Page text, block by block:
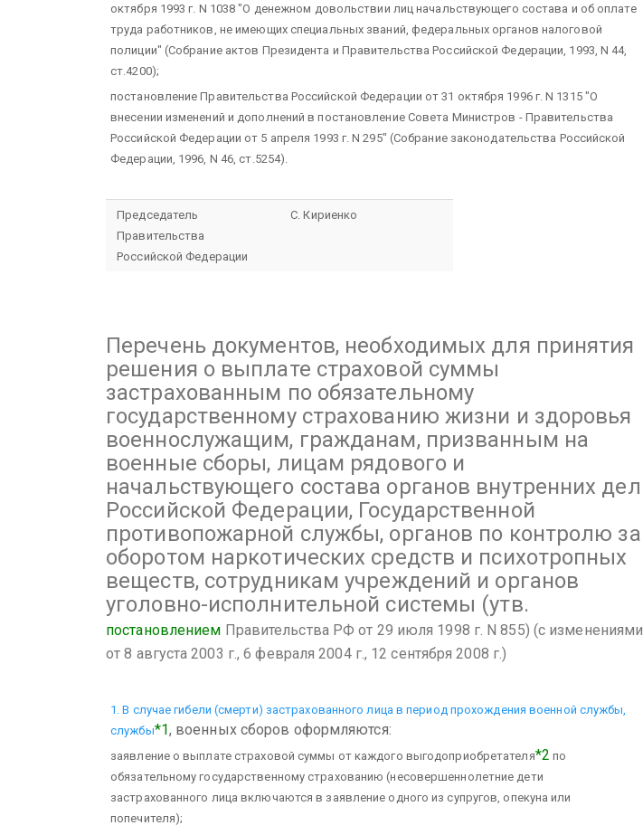
октября 1993 г. N 1038 "О денежном довольствии лиц начальствующего состава и об оплате
труда работников, не имеющих специальных званий, федеральных органов налоговой
полиции" (Собрание актов Президента и Правительства Российской Федерации, 1993, N 44,
ст.4200);
постановление Правительства Российской Федерации от 31 октября 1996 г. N 1315 "О
внесении изменений и дополнений в постановление Совета Министров - Правительства
Российской Федерации от 5 апреля 1993 г. N 295" (Собрание законодательства Российской
Федерации, 1996, N 46, ст.5254).
Председатель
Правительства
Российской Федерации
С. Кириенко
Перечень документов, необходимых для принятия
решения о выплате страховой суммы
застрахованным по обязательному
государственному страхованию жизни и здоровья
военнослужащим, гражданам, призванным на
военные сборы, лицам рядового и
начальствующего состава органов внутренних дел
Российской Федерации, Государственной
противопожарной службы, органов по контролю за
оборотом наркотических средств и психотропных
веществ, сотрудникам учреждений и органов
уголовно-исполнительной системы (утв.
постановлением Правительства РФ от 29 июля 1998 г. N 855) (с изменениями
от 8 августа 2003 г., 6 февраля 2004 г., 12 сентября 2008 г.)
1. В случае гибели (смерти) застрахованного лица в период прохождения военной службы,
службы*1, военных сборов оформляются:
заявление о выплате страховой суммы от каждого выгодоприобретателя*2 по
обязательному государственному страхованию (несовершеннолетние дети
застрахованного лица включаются в заявление одного из супругов, опекуна или
попечителя);